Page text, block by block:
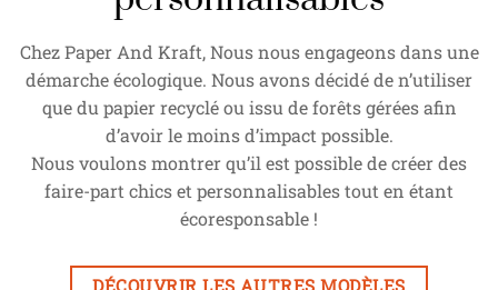
Chez Paper And Kraft, Nous nous engageons dans une
démarche écologique. Nous avons décidé de n’utiliser
que du papier recyclé ou issu de forêts gérées afin
d’avoir le moins d’impact possible.
Nous voulons montrer qu’il est possible de créer des
faire-part chics et personnalisables tout en étant
écoresponsable !
DÉCOUVRIR LES AUTRES MODÈLES